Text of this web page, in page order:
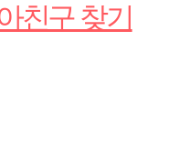
친구 찾기